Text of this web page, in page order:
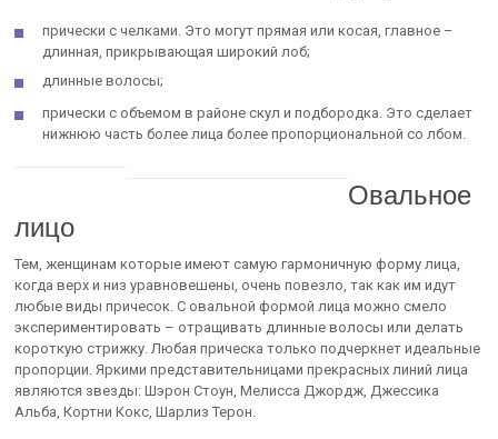
прически с челками. Это могут прямая или косая, главное –
длинная, прикрывающая широкий лоб;
длинные волосы;
прически с объемом в районе скул и подбородка. Это сделает
нижнюю часть более лица более пропорциональной со лбом.
Овальное
лицо
Тем, женщинам которые имеют самую гармоничную форму лица,
когда верх и низ уравновешены, очень повезло, так как им идут
любые виды причесок. С овальной формой лица можно смело
экспериментировать – отращивать длинные волосы или делать
короткую стрижку. Любая прическа только подчеркнет идеальные
пропорции. Яркими представительницами прекрасных линий лица
являются звезды: Шэрон Стоун, Мелисса Джордж, Джессика
Альба, Кортни Кокс, Шарлиз Терон.